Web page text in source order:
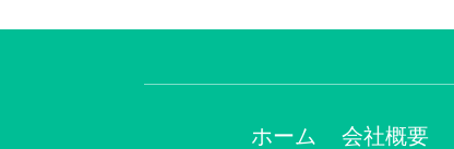
ホーム 会社概要